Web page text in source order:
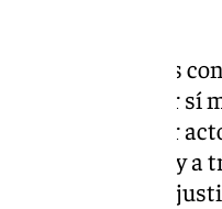
hecho, «y ante las
Rubiales, por
a ejercer
la jugadora y
públicamente,